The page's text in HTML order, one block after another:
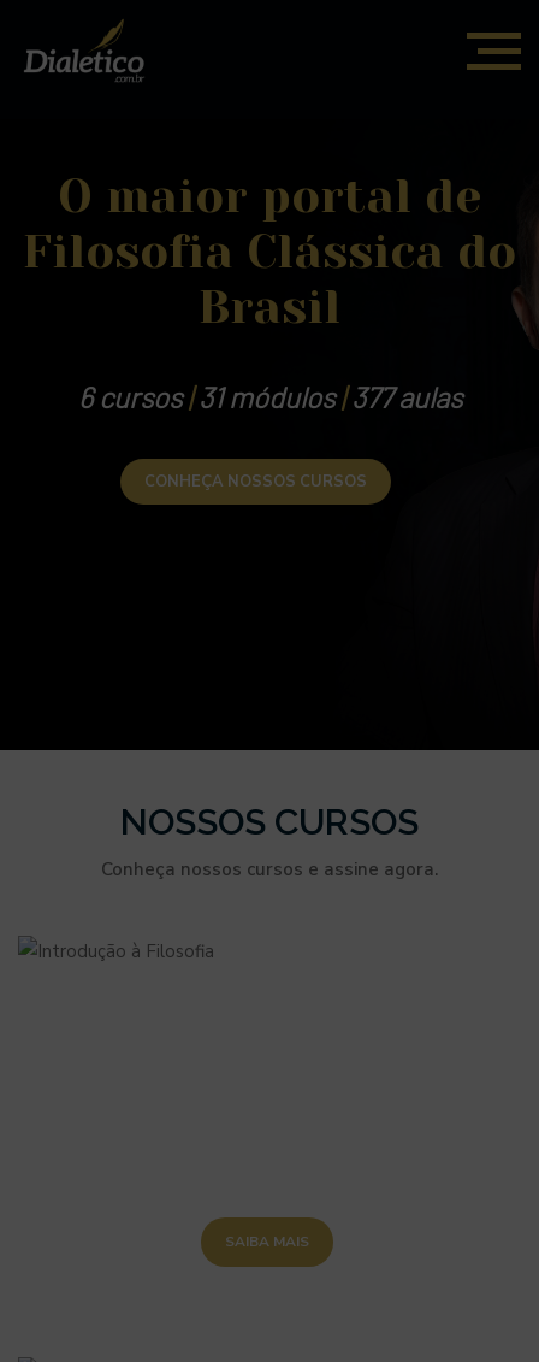
O maior portal de
Filosofia Clássica do
Brasil
6 cursos|31 módulos|377 aulas
CONHEÇA NOSSOS CURSOS
NOSSOS CURSOS
Conheça nossos cursos e assine agora.
SAIBA MAIS